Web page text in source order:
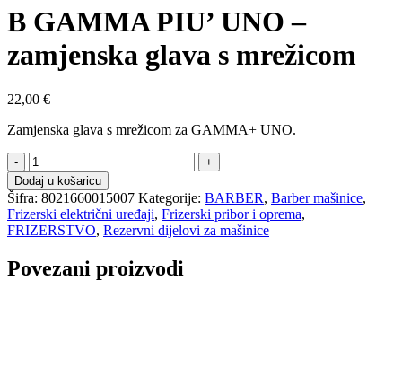
B GAMMA PIU’ UNO –
zamjenska glava s mrežicom
22,00 €
Zamjenska glava s mrežicom za GAMMA+ UNO.
B
GAMMA
PIU'
UNO
-
zamjenska
s
Dodaj u košaricu
Šifra: 8021660015007 Kategorije: BARBER, Barber mašinice,
Frizerski električni uređaji, Frizerski pribor i oprema,
FRIZERSTVO, Rezervni dijelovi za mašinice
Povezani proizvodi